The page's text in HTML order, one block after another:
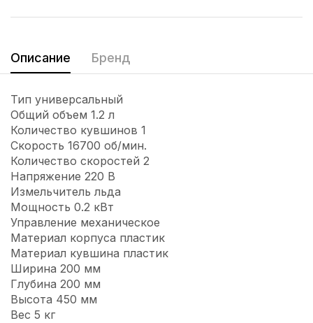
Описание Бренд
Тип универсальный
Общий объем 1.2 л
Количество кувшинов 1
Скорость 16700 об/мин.
Количество скоростей 2
Напряжение 220 В
Измельчитель льда
Мощность 0.2 кВт
Управление механическое
Материал корпуса пластик
Материал кувшина пластик
Ширина 200 мм
Глубина 200 мм
Высота 450 мм
Вес 5 кг